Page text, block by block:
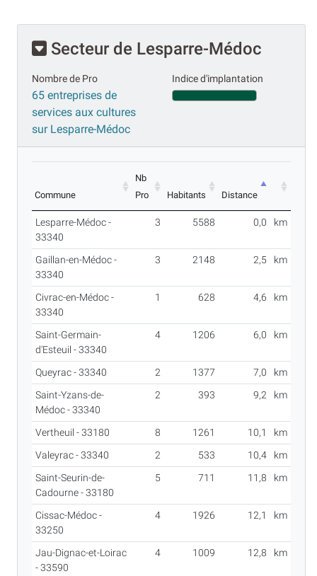
Secteur de Lesparre-Médoc
Nombre de Pro
65 entreprises de
services aux cultures
sur Lesparre-Médoc
Indice d'implantation
Commune
Nb
Pro
Habitants Distance
Lesparre-Médoc -
33340
3 5588 0,0 km
Gaillan-en-Médoc -
33340
3 2148 2,5 km
Civrac-en-Médoc -
33340
1 628 4,6 km
Saint-Germain-
d'Esteuil - 33340
4 1206 6,0 km
Queyrac - 33340 2 1377 7,0
km
Saint-Yzans-de-
Médoc - 33340
2 393 9,2 km
Vertheuil - 33180 8 1261 10,1
km
Valeyrac - 33340
2 533 10,4
km
Saint-Seurin-de-
Cadourne - 33180
5 711 11,8 km
Cissac-Médoc -
33250
4 1926 12,1 km
Jau-Dignac-et-Loirac
- 33590
4 1009 12,8 km